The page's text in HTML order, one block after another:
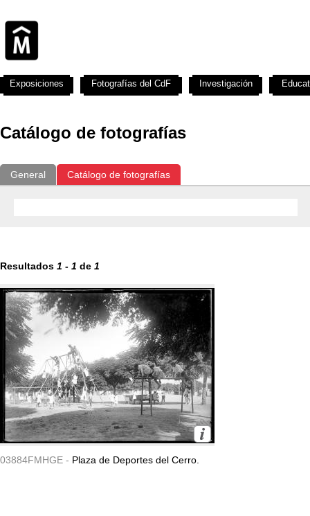
Catálogo de fotografías
General Catálogo de fotografías
Resultados 1 - 1 de 1
03884FMHGE - Plaza de Deportes del Cerro.
Exposiciones Fotografías del CdF Investigación